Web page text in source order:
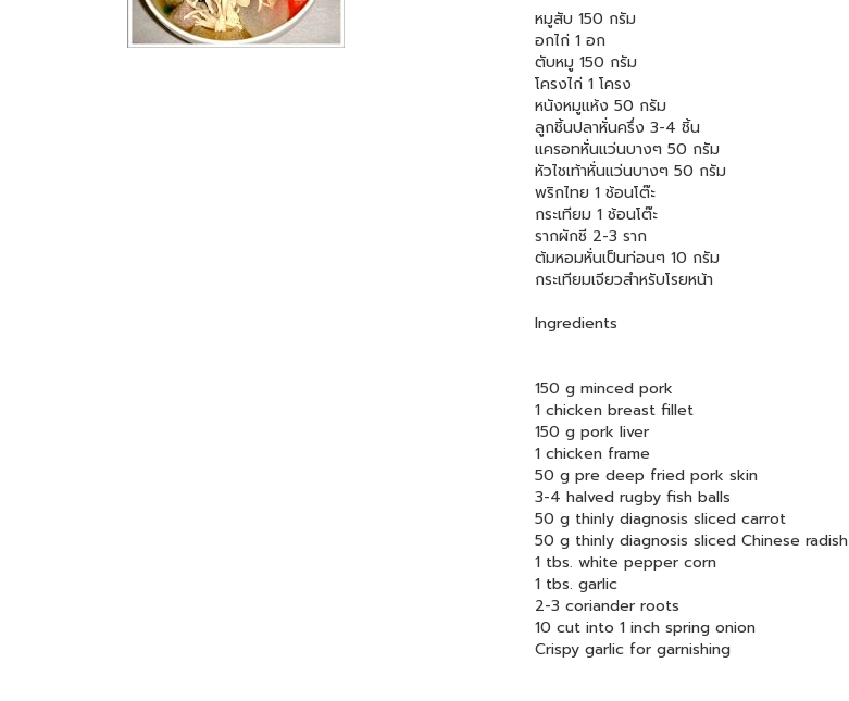
หมูสับ 150 กรัม
อกไก่ 1 อก
ตับหมู 150 กรัม
โครงไก่ 1 โครง
หนังหมูแห้ง 50 กรัม
ลูกชิ้นปลาหั่นครึ่ง 3-4 ชิ้น
แครอทหั่นแว่นบางๆ 50 กรัม
หัวไชเท้าหั่นแว่นบางๆ 50 กรัม
พริกไทย 1 ช้อนโต๊ะ
กระเทียม 1 ช้อนโต๊ะ
รากผักชี 2-3 ราก
ต้มหอมหั่นเป็นท่อนๆ 10 กรัม
กระเทียมเจียวสำหรับโรยหน้า
Ingredients
150 g minced pork
1 chicken breast fillet
150 g pork liver
1 chicken frame
50 g pre deep fried pork skin
3-4 halved rugby fish balls
50 g thinly diagnosis sliced carrot
50 g thinly diagnosis sliced Chinese radish
1 tbs. white pepper corn
1 tbs. garlic
2-3 coriander roots
10 cut into 1 inch spring onion
Crispy garlic for garnishing